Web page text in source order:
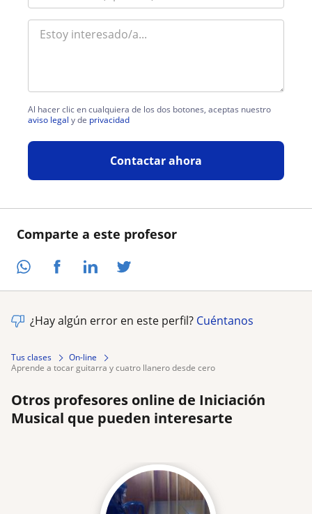
Comparte a este profesor
Al hacer clic en cualquiera de los dos botones, aceptas nuestro
aviso legal y de privacidad
Contactar ahora
¿Hay algún error en este perfil? Cuéntanos
Tus clases
On-line
aprende a tocar guitarra y cuatro llanero desde cero
Otros profesores online de Iniciación
Musical que pueden interesarte